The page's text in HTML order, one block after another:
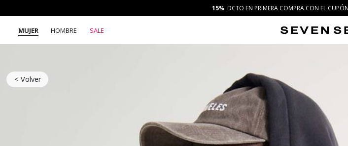
15% DCTO EN PRIMERA COMPRA CON EL CUPÓN
MUJER HOMBRE SALE
< Volver